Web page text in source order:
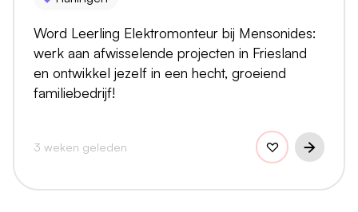
Word Leerling Elektromonteur bij Mensonides:
werk aan afwisselende projecten in Friesland
en ontwikkel jezelf in een hecht, groeiend
familiebedrijf!
3 weken geleden